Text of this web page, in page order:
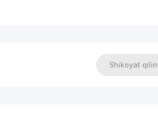
йўл, Чорсу ва Самарқанд
Shikoyat